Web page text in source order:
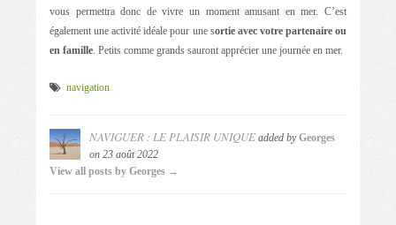
vous permettra donc de vivre un moment amusant en mer. C’est
également une activité idéale pour une sortie avec votre partenaire ou
en famille. Petits comme grands sauront apprécier une journée en mer.
navigation
NAVIGUER : LE PLAISIR UNIQUE added byGeorges
on 23 août 2022
View all posts by Georges →